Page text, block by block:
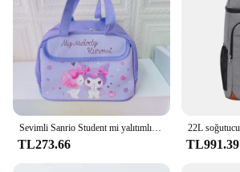
TL273.66 TL991.39